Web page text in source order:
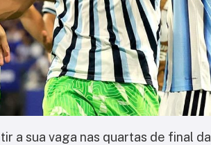
a sua vaga nas quartas de final da